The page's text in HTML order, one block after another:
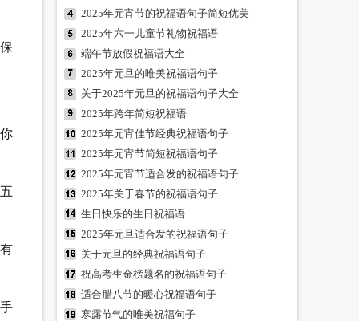
2025年元宵节的祝福语句子简短优美
2025年六一儿童节礼物祝福语
端午节放假祝福语大全
2025年元旦的唯美祝福语句子
关于2025年元旦的祝福语句子大全
2025年跨年简短祝福语
2025年元宵佳节经典祝福语句子
2025年元宵节简短祝福语句子
2025年元宵节适合发的祝福语句子
2025年关于春节的祝福语句子
生日快乐的生日祝福语
2025年元旦适合发的祝福语句子
关于元旦的经典祝福语句子
祝高考生金榜题名的祝福语句子
适合腊八节的暖心祝福语句子
寒露节气的唯美祝福句子